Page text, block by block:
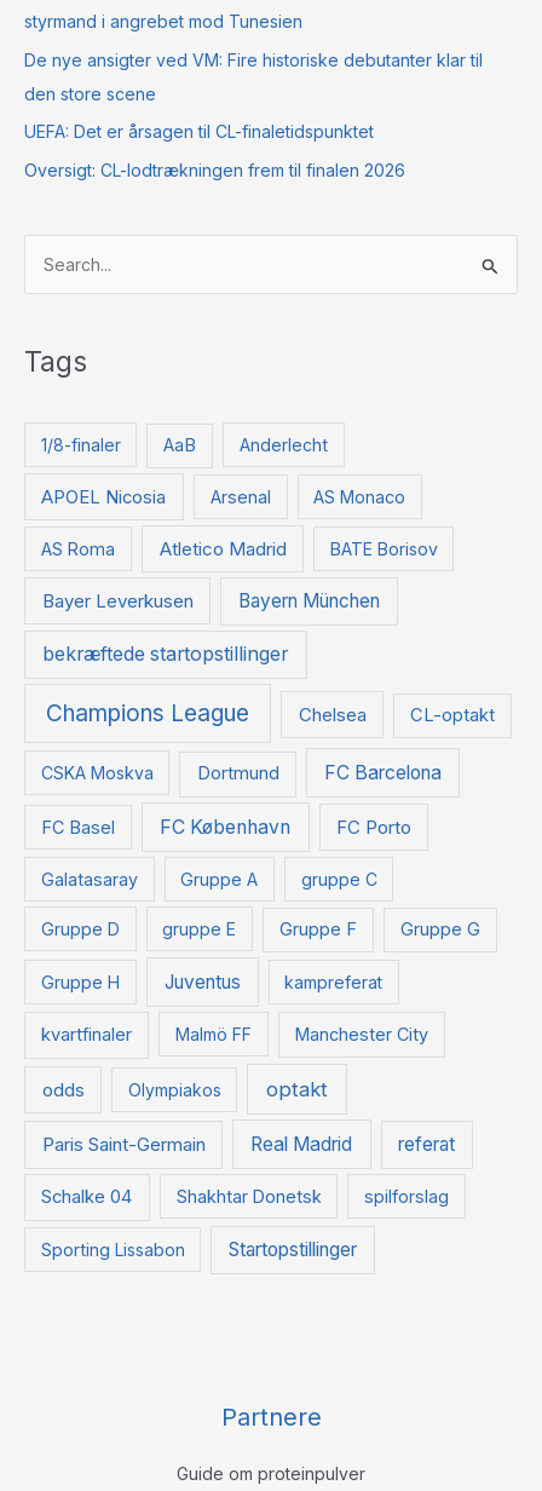
styrmand i angrebet mod Tunesien
De nye ansigter ved VM: Fire historiske debutanter klar til
den store scene
UEFA: Det er årsagen til CL-finaletidspunktet
Oversigt: CL-lodtrækningen frem til finalen 2026
e
e
Tags
1/8-finaler AaB Anderlecht
APOEL Nicosia Arsenal AS Monaco
AS Roma Atletico Madrid BATE Borisov
Bayer Leverkusen Bayern München
bekræftede startopstillinger
Champions League Chelsea CL-optakt
CSKA Moskva Dortmund FC Barcelona
FC Basel FC København FC Porto
Galatasaray Gruppe A gruppe C
Gruppe D gruppe E Gruppe F Gruppe G
Gruppe H Juventus kampreferat
kvartfinaler Malmö FF Manchester City
odds Olympiakos optakt
Paris Saint-Germain Real Madrid referat
Schalke 04 Shakhtar Donetsk spilforslag
Sporting Lissabon Startopstillinger
Partnere
Guide om proteinpulver